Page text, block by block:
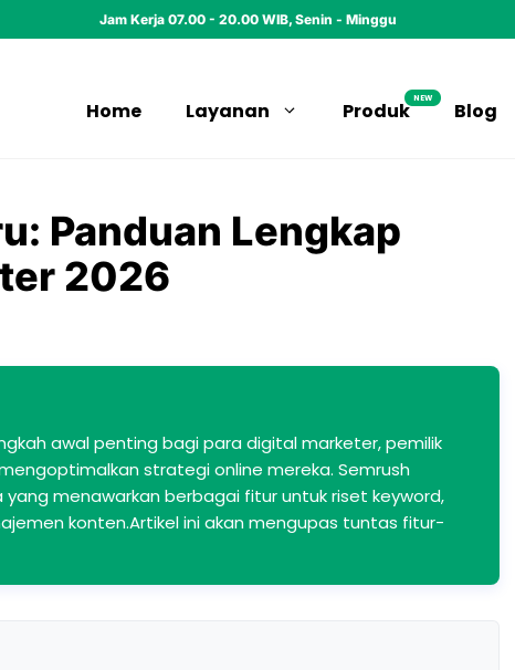
Jam Kerja 07.00 - 20.00 WIB, Senin - Minggu
Home Layanan Produk
NEW
Blog
Panduan Lengkap
2026
awal penting bagi para digital marketer, pemilik
strategi online mereka. Semrush
menawarkan berbagai fitur untuk riset keyword,
konten.Artikel ini akan mengupas tuntas fitur-